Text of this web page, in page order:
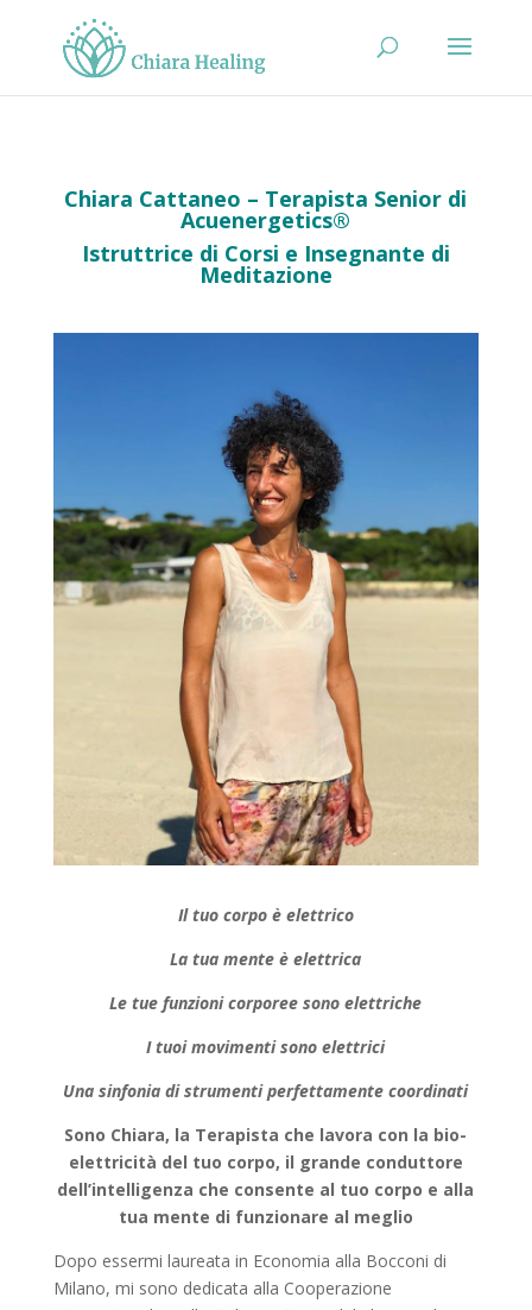
Chiara Cattaneo – Terapista Senior di
Acuenergetics®
Istruttrice di Corsi e Insegnante di
Meditazione
Il tuo corpo è elettrico
La tua mente è elettrica
Le tue funzioni corporee sono elettriche
I tuoi movimenti sono elettrici
Una sinfonia di strumenti perfettamente coordinati
Sono Chiara, la Terapista che lavora con la bio-
elettricità del tuo corpo, il grande conduttore
dell’intelligenza che consente al tuo corpo e alla
tua mente di funzionare al meglio
Dopo essermi laureata in Economia alla Bocconi di
Milano, mi sono dedicata alla Cooperazione